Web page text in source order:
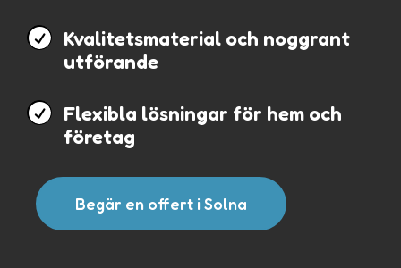
 Kvalitetsmaterial och noggrant
utförande
 Flexibla lösningar för hem och
företag
Begär en offert i Solna